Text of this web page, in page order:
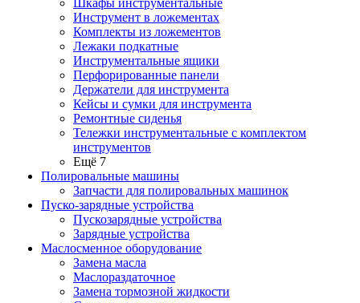
Шкафы инструментальные
Инструмент в ложементах
Комплекты из ложементов
Лежаки подкатные
Инструментальные ящики
Перфорированные панели
Держатели для инструмента
Кейсы и сумки для инструмента
Ремонтные сиденья
Тележки инструментальные с комплектом
инструментов
Ещё 7
Полировальные машины
Запчасти для полировальных машинок
Пуско-зарядные устройства
Пускозарядные устройства
Зарядные устройства
Маслосменное оборудование
Замена масла
Маслораздаточное
Замена тормозной жидкости